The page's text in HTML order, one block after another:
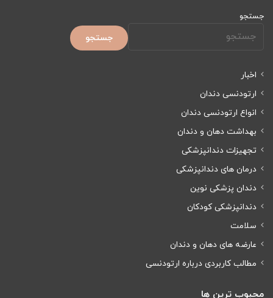
جستجو
جستجو
اخبار
ارتودنسی دندان
انواع ارتودنسی دندان
بهداشت دهان و دندان
تجهیزات دندانپزشکی
درمان های دندانپزشکی
دندان پزشکی نوین
دندانپزشکی کودکان
سلامت
عارضه های دهان و دندان
مطالب کاربردی درباره ارتودنسی
محبوب ترین ها